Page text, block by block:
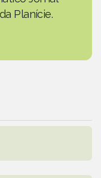
Planície.